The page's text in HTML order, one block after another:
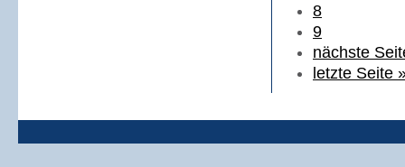
8
9
nächste
letzte Seite